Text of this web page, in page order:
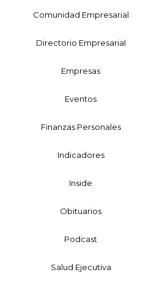
Comunidad Empresarial
Directorio Empresarial
Empresas
Eventos
Finanzas Personales
Indicadores
Inside
Obituarios
Podcast
Salud Ejecutiva